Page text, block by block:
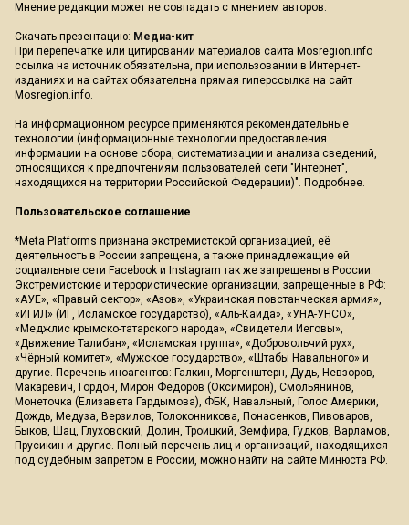
Мнение редакции может не совпадать с мнением авторов.
Скачать презентацию: Медиа-кит
При перепечатке или цитировании материалов сайта Mosregion.info
ссылка на источник обязательна, при использовании в Интернет-
изданиях и на сайтах обязательна прямая гиперссылка на сайт
Mosregion.info.
На информационном ресурсе применяются рекомендательные
технологии (информационные технологии предоставления
информации на основе сбора, систематизации и анализа сведений,
относящихся к предпочтениям пользователей сети "Интернет",
находящихся на территории Российской Федерации)". Подробнее.
Пользовательское соглашение
*Meta Platforms признана экстремистской организацией, её
деятельность в России запрещена, а также принадлежащие ей
социальные сети Facebook и Instagram так же запрещены в России.
Экстремистские и террористические организации, запрещенные в РФ:
«АУЕ», «Правый сектор», «Азов», «Украинская повстанческая армия»,
«ИГИЛ» (ИГ, Исламское государство), «Аль-Каида», «УНА-УНСО»,
«Меджлис крымско-татарского народа», «Свидетели Иеговы»,
«Движение Талибан», «Исламская группа», «Добровольчий рух»,
«Чёрный комитет», «Мужское государство», «Штабы Навального» и
другие. Перечень иноагентов: Галкин, Моргенштерн, Дудь, Невзоров,
Макаревич, Гордон, Мирон Фёдоров (Оксимирон), Смольянинов,
Монеточка (Елизавета Гардымова), ФБК, Навальный, Голос Америки,
Дождь, Медуза, Верзилов, Толоконникова, Понасенков, Пивоваров,
Быков, Шац, Глуховский, Долин, Троицкий, Земфира, Гудков, Варламов,
Прусикин и другие. Полный перечень лиц и организаций, находящихся
под судебным запретом в России, можно найти на сайте Минюста РФ.